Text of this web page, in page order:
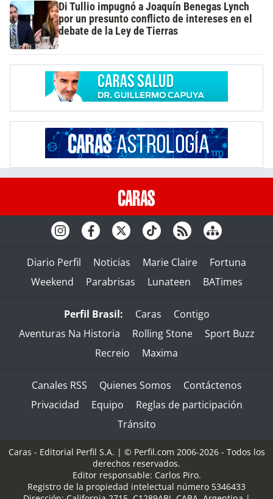
Di Tullio impugnó a Joaquín Benegas Lynch
por un presunto conflicto de intereses en el
debate de la Ley de Tierras
Diario Perfil Noticias Marie Claire
Fortuna
Weekend
Parabrisas Lunateen BATimes
Perfil Brasil: Caras
Contigo
Aventuras Na Historia
Rolling Stone
Sport Buzz
Recreio
Maxima
Canales RSS Quienes Somos
Contáctenos
Privacidad
Equipo
Reglas de participación
Tránsito
Caras - Editorial Perfil S.A. | © Perfil.com 2006-2026 - Todos los
derechos reservados.
Editor responsable: Carlos Piro.
Registro de la propiedad intelectual número 5346433